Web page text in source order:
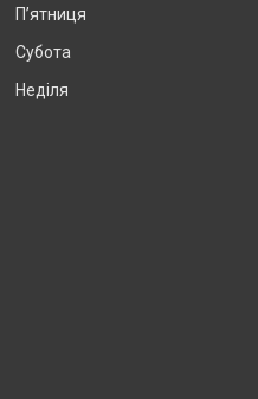
Пʼятниця
Субота
Неділя